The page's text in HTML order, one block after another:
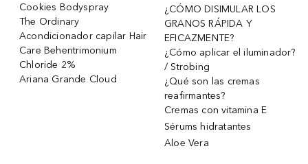
Cookies Bodyspray
The Ordinary
Acondicionador capilar Hair
Care Behentrimonium
Chloride 2%
Ariana Grande Cloud
¿CÓMO DISIMULAR LOS
GRANOS RÁPIDA Y
EFICAZMENTE?
¿Cómo aplicar el iluminador?
/ Strobing
¿Qué son las cremas
reafirmantes?
Cremas con vitamina E
Sérums hidratantes
Aloe Vera